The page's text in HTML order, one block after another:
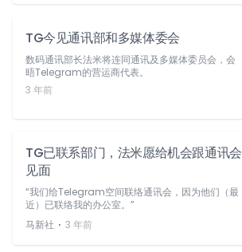
TG今见通讯部和多媒体委会
数码通讯部长法米将连同通讯及多媒体委员会，会
晤Telegram的营运商代表。
3 年前
TG已联系部门，法米愿给机会跟通讯会
见面
“我们给Telegram空间联络通讯会，因为他们（最
近）已联络我的办公室。”
马新社 ⋅ 3 年前